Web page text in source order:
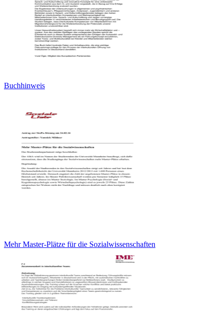
Buchhinweis
Mehr Master-Plätze für die Sozialwissenschaften